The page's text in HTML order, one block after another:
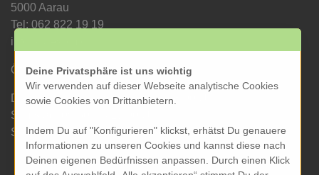
5000 Aarau
Tel: 062 822 19 19
info@kresom.ch
Öffnungszeiten Laden:
Dienstag bis Freitag: 09.30 bis 18.00 Uhr
Samstag: 09.30 bis 17.00 Uhr
Sonntag & Montag geschlossen
Deine Privatsphäre ist uns wichtig
Wir verwenden auf dieser Webseite analytische Cookies
sowie Cookies von Drittanbietern.
Indem Du auf "Konfigurieren" klickst, erhätst Du genauere
Informationen zu unseren Cookies und kannst diese nach
Deinen eigenen Bedürfnissen anpassen. Durch einen Klick